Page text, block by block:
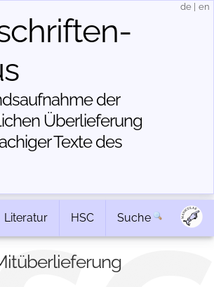
der
Über­lieferung
Texte des
de en
Literatur HSC Suche